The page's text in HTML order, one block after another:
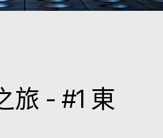
旅 - #1 東